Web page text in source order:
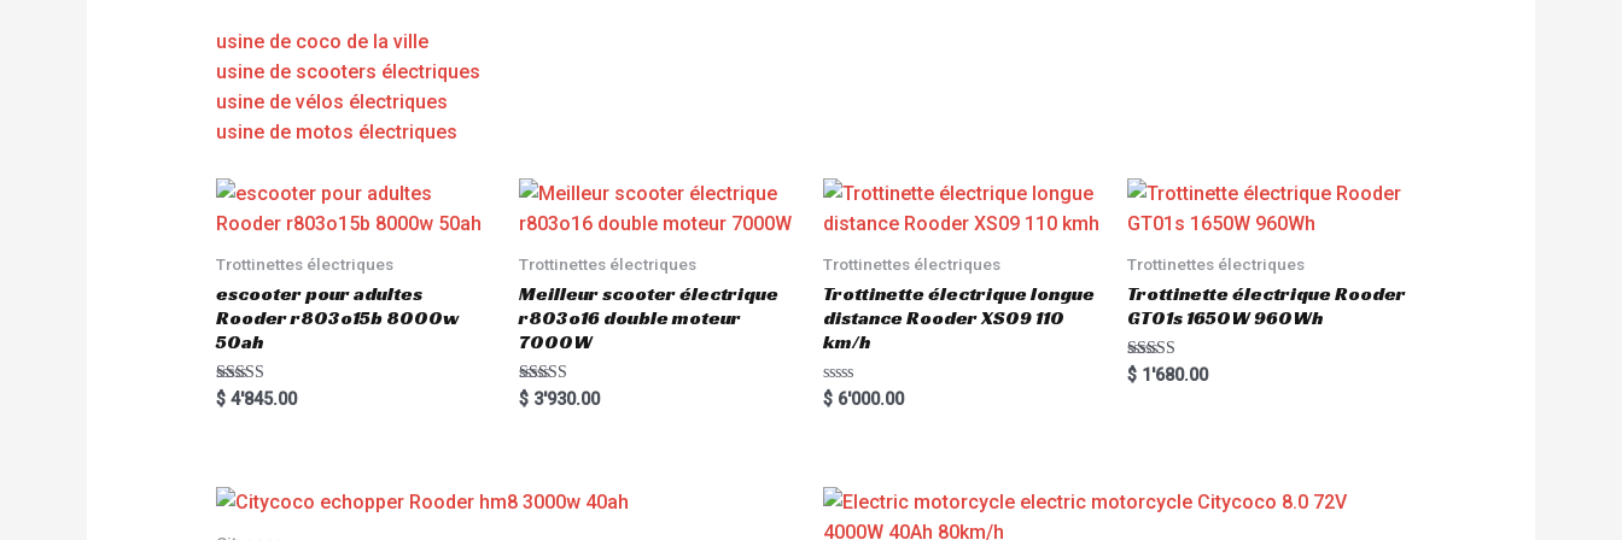
usine de coco de la ville
usine de scooters électriques
usine de vélos électriques
usine de motos électriques
Trottinettes électriques
escooter pour adultes
Rooder r803o15b 8000w
50ah
Rated
5.00
$4'845.00
Trottinettes électriques
Meilleur scooter électrique
r803o16 double moteur
7000W
Rated
5.00
$ 3'930.00
Trottinettes électriques
Trottinette électrique longue
distance Rooder XS09 110
km/h
R
a
o
u
$ 6'000.00
Trottinettes électriques
Trottinette électrique Rooder
GT01s 1650W 960Wh
Rated
5.00
$1'680.00